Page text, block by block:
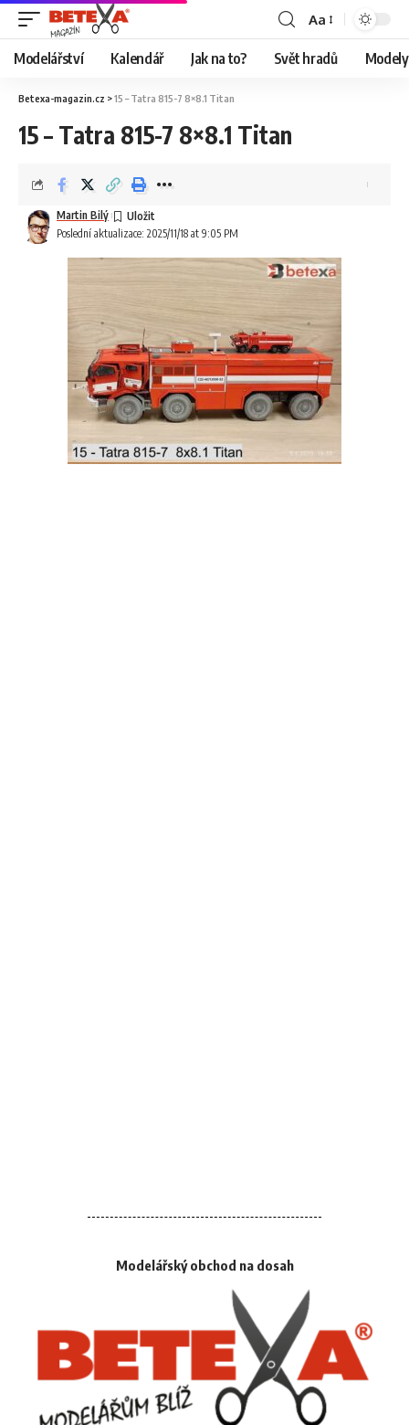
Aa
Modelářství Kalendář Jak na to? Svět hradů
Betexa-magazin.cz >15 – Tatra 815-7 8×8.1 Titan
15 – Tatra 815-7 8×8.1 Titan
Poslední aktualizace: 2025/11/18 at 9:05 PM
Martin Bilý
Modelářský obchod na dosah